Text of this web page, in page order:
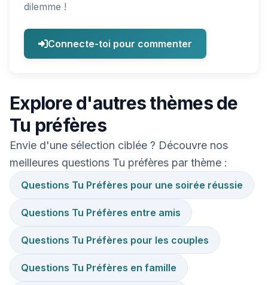
dilemme !
Connecte-toi pour commenter
Explore d'autres thèmes de
Tu préfères
Envie d'une sélection ciblée ? Découvre nos
meilleures questions Tu préfères par thème :
Questions Tu Préfères pour une soirée réussie
Questions Tu Préfères entre amis
Questions Tu Préfères pour les couples
Questions Tu Préfères en famille